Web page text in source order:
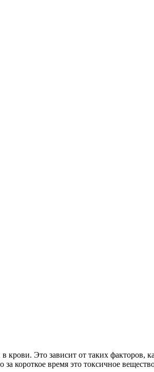
крови. Это зависит от таких факторов,
короткое время это токсичное